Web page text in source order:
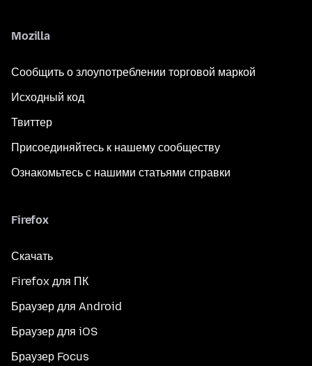
Mozilla
Сообщить о злоупотреблении торговой маркой
Исходный код
Твиттер
Присоединяйтесь к нашему сообществу
Ознакомьтесь с нашими статьями справки
Firefox
Скачать
Firefox для ПК
Браузер для Android
Браузер для iOS
Браузер Focus